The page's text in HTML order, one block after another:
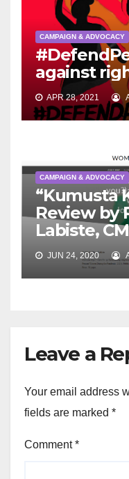
CAMPAIGN & ADVOCACY
against
APR 28, 2021
CAMPAIGN & ADVOCACY
“Kumusta
Review by
Labiste,
JUN 24, 2020
Leave a
Your email address
fields are marked *
Comment*